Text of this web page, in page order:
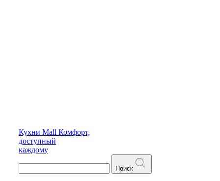
Кухни Mall Комфорт,
доступный
каждому
Поиск